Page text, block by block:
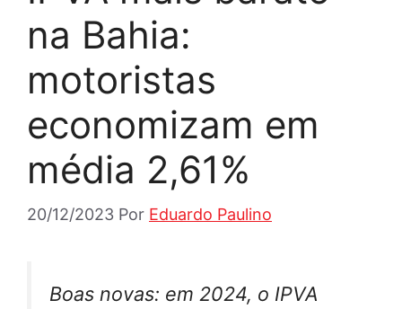
na Bahia:
motoristas
economizam em
média 2,61%
20/12/2023 Por Eduardo Paulino
Boas novas: em 2024, o IPVA